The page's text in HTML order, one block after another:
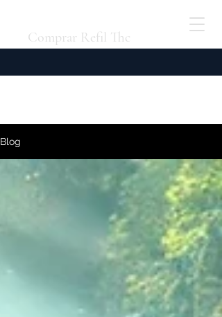
Comprar Refil Thc
Blog